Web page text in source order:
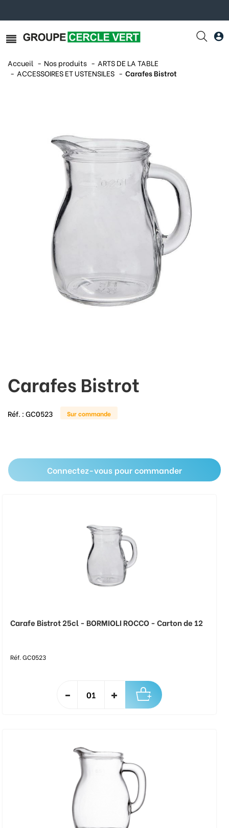
Accueil Nos produits
ARTS DE LA TABLE
ACCESSOIRES ET USTENSILES
Carafes Bistrot
Carafes Bistrot
Réf. :GC0523 Sur commande
Connectez-vous pour commander
Carafe Bistrot 25cl - BORMIOLI ROCCO - Carton de 12
Réf. GC0523